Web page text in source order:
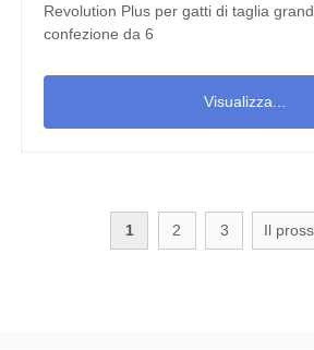
Revolution Plus per gatti di taglia
confezione da 6
Visualizza...
1 2 3 Il